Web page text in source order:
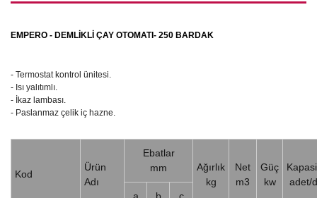
EMPERO - DEMLİKLİ ÇAY OTOMATI- 250 BARDAK
- Termostat kontrol ünitesi.
- Isı yalıtımlı.
- İkaz lambası.
- Paslanmaz çelik iç hazne.
Kod
Ürün
Adı
Ebatlar
mm
Ağırlık
kg
Net
m3
Güç
kw
adet/